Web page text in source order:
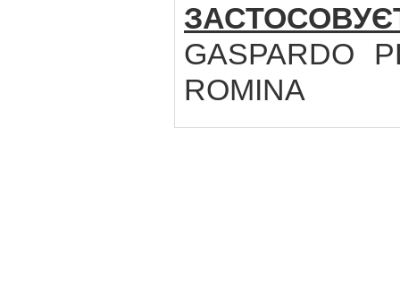
GASPARDO
ROMINA